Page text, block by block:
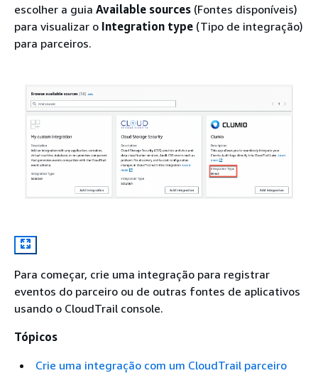
escolher a guia Available sources (Fontes disponíveis)
para visualizar o Integration type (Tipo de integração)
para parceiros.
Para começar, crie uma integração para registrar
eventos do parceiro ou de outras fontes de aplicativos
usando o CloudTrail console.
Tópicos
Crie uma integração com um CloudTrail parceiro